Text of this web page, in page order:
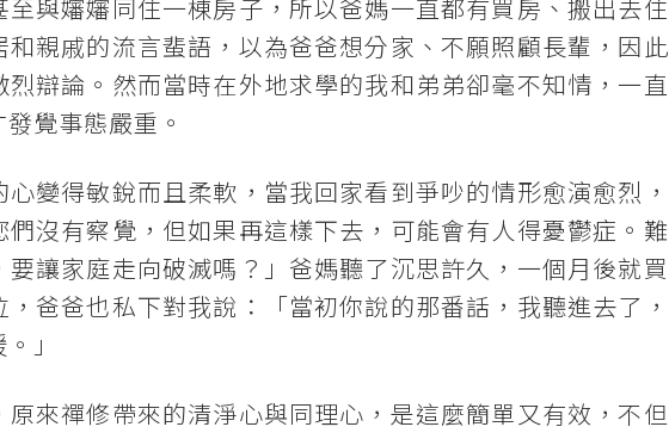
與嬸嬸同住一棟房子，所以爸媽一直都有買房、搬出去住
親戚的流言蜚語，以為爸爸想分家、不願照顧長輩，因此
辯論。然而當時在外地求學的我和弟弟卻毫不知情，一直
覺事態嚴重。
變得敏銳而且柔軟，當我回家看到爭吵的情形愈演愈烈，
沒有察覺，但如果再這樣下去，可能會有人得憂鬱症。難
讓家庭走向破滅嗎？」爸媽聽了沉思許久，一個月後就買
爸爸也私下對我說：「當初你說的那番話，我聽進去了，
」
來禪修帶來的清淨心與同理心，是這麼簡單又有效，不但